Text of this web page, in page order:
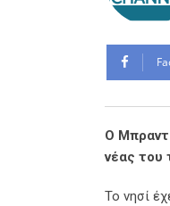
Ο Μπραντ
νέας του
Το νησί